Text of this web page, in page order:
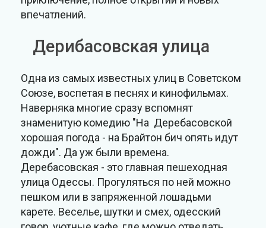
впечатлений.
Дерибасовская улица
Одна из самых известных улиц в Советском
Союзе, воспетая в песнях и кинофильмах.
Наверняка многие сразу вспомнят
знаменитую комедию "На Деребасовской
хорошая погода - на Брайтон бич опять идут
дожди". Да уж были времена.
Деребасовская - это главная пешеходная
улица Одессы. Прогуляться по ней можно
пешком или в запряженной лошадьми
карете. Веселье, шутки и смех, одесский